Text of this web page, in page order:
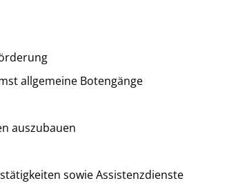
allgemeine Botengänge
auszubauen
sowie Assistenzdienste